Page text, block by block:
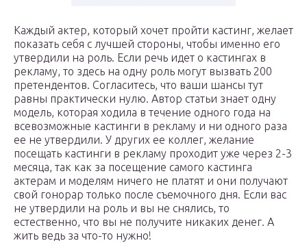
Каждый актер, который хочет пройти кастинг, желает
показать себя с лучшей стороны, чтобы именно его
утвердили на роль. Если речь идет о кастингах в
рекламу, то здесь на одну роль могут вызвать 200
претендентов. Согласитесь, что ваши шансы тут
равны практически нулю. Автор статьи знает одну
модель, которая ходила в течение одного года на
всевозможные кастинги в рекламу и ни одного раза
ее не утвердили. У других ее коллег, желание
посещать кастинги в рекламу проходит уже через 2-3
месяца, так как за посещение самого кастинга
актерам и моделям ничего не платят и они получают
свой гонорар только после съемочного дня. Если вас
не утвердили на роль и вы не снялись, то
естественно, что вы не получите никаких денег. А
жить ведь за что-то нужно!